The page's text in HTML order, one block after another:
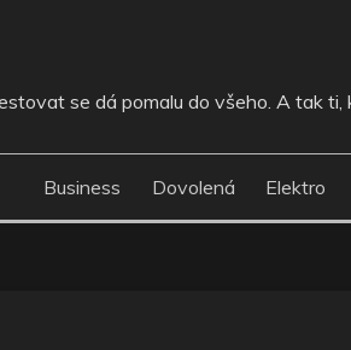
se dá pomalu do všeho. A tak
Business Dovolená Elektro